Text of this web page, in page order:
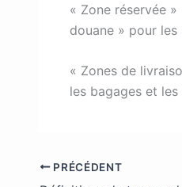
« Zone réservée
douane » pour
« Zones de
les bagages et
PRÉCÉDENT